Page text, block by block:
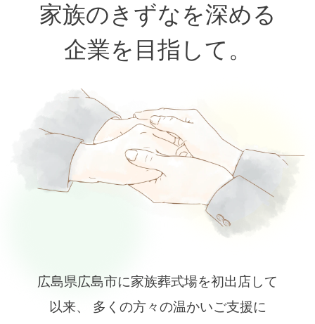
家族のきずなを深める
企業を目指して 。
広島県広島市に家族葬式場を初出店して
以来、 多くの方々の温かいご支援に